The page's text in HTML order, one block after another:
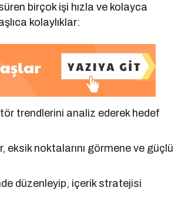
birçok işi hızla ve kolayca
kolaylıklar:
trendlerini analiz ederek hedef
noktalarını görmene ve güçlü
düzenleyip, içerik stratejisi